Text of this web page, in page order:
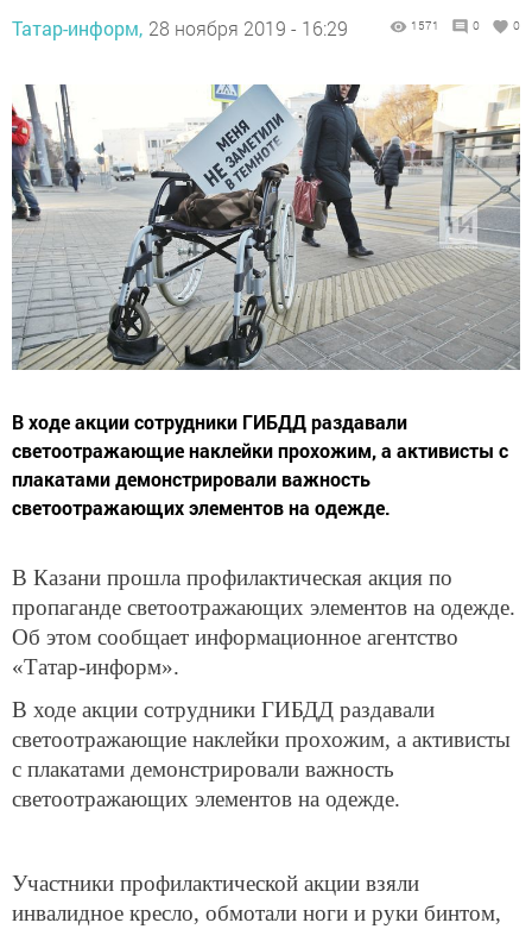
Татар-информ, 28 ноября 2019 - 16:29 1571 0 0
В ходе акции сотрудники ГИБДД раздавали
светоотражающие наклейки прохожим, а активисты с
плакатами демонстрировали важность
светоотражающих элементов на одежде.
В Казани прошла профилактическая акция по
пропаганде светоотражающих элементов на одежде.
Об этом сообщает информационное агентство
«Татар-информ».
В ходе акции сотрудники ГИБДД раздавали
светоотражающие наклейки прохожим, а активисты
с плакатами демонстрировали важность
светоотражающих элементов на одежде.
Участники профилактической акции взяли
инвалидное кресло, обмотали ноги и руки бинтом,